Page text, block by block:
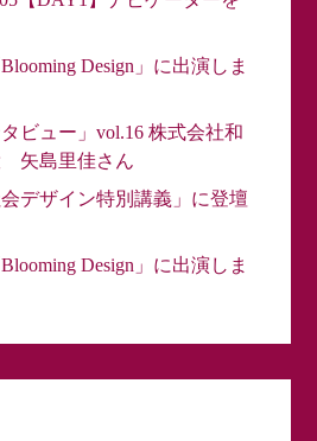
Design」に出演しま
ビュー」vol.16 株式会社和
矢島里佳さん
デザイン特別講義」に登壇
Design」に出演しま